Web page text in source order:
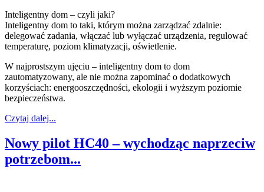
Inteligentny dom – czyli jaki?
Inteligentny dom to taki, którym można zarządzać zdalnie:
delegować zadania, włączać lub wyłączać urządzenia, regulować
temperaturę, poziom klimatyzacji, oświetlenie.
W najprostszym ujęciu – inteligentny dom to dom
zautomatyzowany, ale nie można zapominać o dodatkowych
korzyściach: energooszczędności, ekologii i wyższym poziomie
bezpieczeństwa.
Czytaj dalej...
Nowy pilot HC40 – wychodząc naprzeciw
potrzebom...